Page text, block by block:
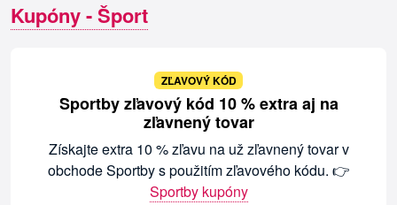
Kupóny - Šport
ZĽAVOVÝ KÓD
Sportby zľavový kód 10 % extra aj na
zľavnený tovar
Získajte extra 10 % zľavu na už zľavnený tovar v
obchode Sportby s použitím zľavového kódu. 👉
Sportby kupóny